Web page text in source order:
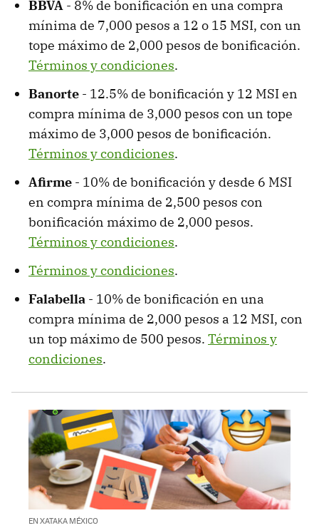
BBVA - 8% de bonificación en una compra
mínima de 7,000 pesos a 12 o 15 MSI, con un
tope máximo de 2,000 pesos de bonificación.
Términos y condiciones.
Banorte - 12.5% de bonificación y 12 MSI en
compra mínima de 3,000 pesos con un tope
máximo de 3,000 pesos de bonificación.
Términos y condiciones.
Afirme - 10% de bonificación y desde 6 MSI
en compra mínima de 2,500 pesos con
bonificación máximo de 2,000 pesos.
Términos y condiciones.
Términos y condiciones.
Falabella - 10% de bonificación en una
compra mínima de 2,000 pesos a 12 MSI, con
un top máximo de 500 pesos. Términos y
condiciones.
EN XATAKA MÉXICO